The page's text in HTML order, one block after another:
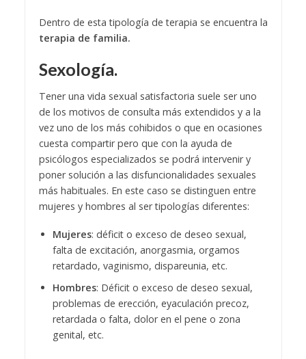
Dentro de esta tipología de terapia se encuentra la
terapia de familia.
Sexología.
Tener una vida sexual satisfactoria suele ser uno
de los motivos de consulta más extendidos y a la
vez uno de los más cohibidos o que en ocasiones
cuesta compartir pero que con la ayuda de
psicólogos especializados se podrá intervenir y
poner solución a las disfuncionalidades sexuales
más habituales. En este caso se distinguen entre
mujeres y hombres al ser tipologías diferentes:
Mujeres: déficit o exceso de deseo sexual,
falta de excitación, anorgasmia, orgamos
retardado, vaginismo, dispareunia, etc.
Hombres: Déficit o exceso de deseo sexual,
problemas de erección, eyaculación precoz,
retardada o falta, dolor en el pene o zona
genital, etc.